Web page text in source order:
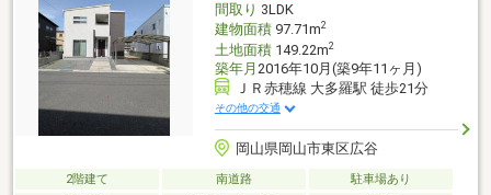
間取り 3LDK
建物面積97.71m2
土地面積149.22m2
築年月 2016年10月(築9年11ヶ月)
ＪＲ赤穂線 大多羅駅 徒歩21分
その他の交通
岡山県岡山市東区広谷
2階建て 南道路
駐車場あり